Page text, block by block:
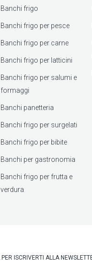
Banchi frigo
Banchi frigo per pesce
Banchi frigo per carne
Banchi frigo per latticini
Banchi frigo per salumi e
formaggi
Banchi panetteria
Banchi frigo per surgelati
Banchi frigo per bibite
Banchi per gastronomia
Banchi frigo per frutta e
verdura